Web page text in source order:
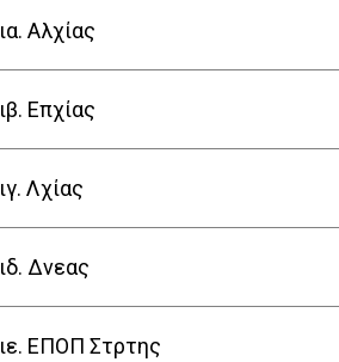
ια. Αλχίας
ιβ. Επχίας
ιγ. Λχίας
ιδ. Δνεας
ιε. ΕΠΟΠ Στρτης